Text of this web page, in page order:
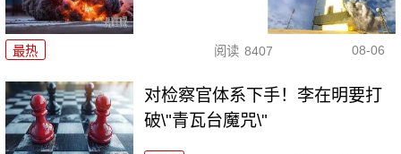
最热 阅读 8407 08-06
对检察官体系下手！李在明要打
破\"青瓦台魔咒\"